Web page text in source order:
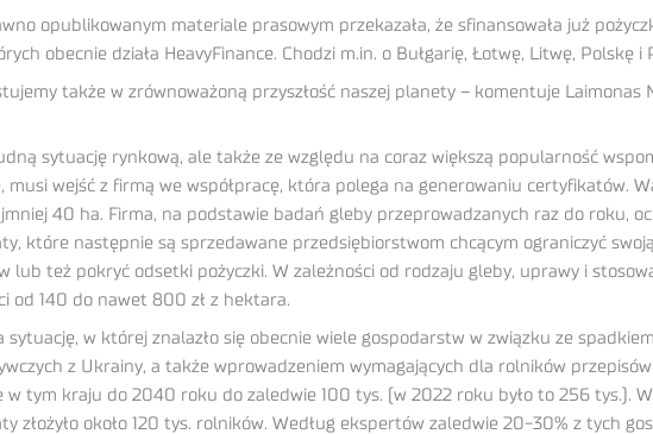
opublikowanym materiale prasowym przekazała, że sfinansowała już
obecnie działa HeavyFinance. Chodzi m.in. o Bułgarię, Łotwę, Litwę, Polskę i
także w zrównoważoną przyszłość naszej planety – komentuje Laimonas
sytuację rynkową, ale także ze względu na coraz większą popularność
musi wejść z firmą we współpracę, która polega na generowaniu certyfikatów.
40 ha. Firma, na podstawie badań gleby przeprowadzanych raz do roku,
które następnie są sprzedawane przedsiębiorstwom chcącym ograniczyć
lub też pokryć odsetki pożyczki. W zależności od rodzaju gleby, uprawy i
od 140 do nawet 800 zł z hektara.
w której znalazło się obecnie wiele gospodarstw w związku ze
z Ukrainy, a także wprowadzeniem wymagających dla rolników
tym kraju do 2040 roku do zaledwie 100 tys. (w 2022 roku było to 256 tys.).
złożyło około 120 tys. rolników. Według ekspertów zaledwie 20-30% z tych